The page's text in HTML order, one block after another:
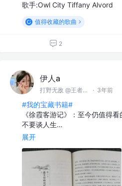
歌手:Owl City Tiffany Alvord
值得收藏的歌曲
2
伊人a
打野无敌 @王者峡谷 · 3年前
#我的宝藏书籍#
《徐霞客游记》：至今仍值得
不要谈人生…
展开